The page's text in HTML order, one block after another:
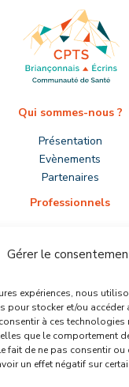
Gérer le
expériences, nous
pour stocker et/ou
à ces technologies
que le comportement
fait de ne pas consentir ou
un effet négatif sur
Qui sommes-nous ?
Présentation
Evènements
Partenaires
Professionnels
Prévenir le burn-out
Patients
Médecin traitant
Gardes